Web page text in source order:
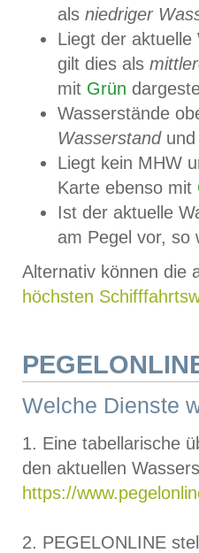
als niedriger
Liegt der
gilt dies als
mit Grün
Wasserstände
Wasserstandund
Liegt kein MHW
Karte ebenso mit
Ist der aktuelle
am Pegel vor,
Alternativ können die
höchsten
Welche Dienste
1. Eine tabellarische
den aktuellen
https://
2. PEGELONLINE